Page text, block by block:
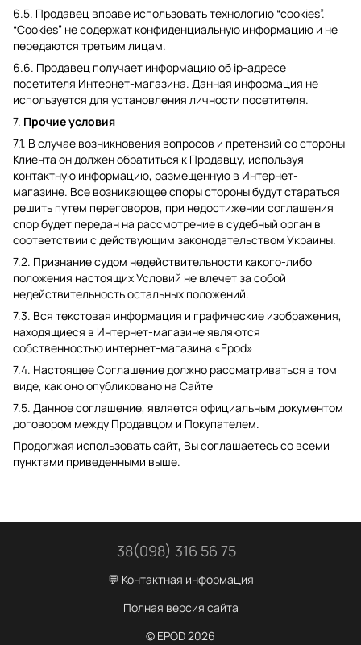
6.5. Продавец вправе использовать технологию “cookies”.
“Cookies” не содержат конфиденциальную информацию и не
передаются третьим лицам.
6.6. Продавец получает информацию об ip-адресе
посетителя Интернет-магазина. Данная информация не
используется для установления личности посетителя.
7. Прочие условия
7.1. В случае возникновения вопросов и претензий со стороны
Клиента он должен обратиться к Продавцу, используя
контактную информацию, размещенную в Интернет-
магазине. Все возникающее споры стороны будут стараться
решить путем переговоров, при недостижении соглашения
спор будет передан на рассмотрение в судебный орган в
соответствии с действующим законодательством Украины.
7.2. Признание судом недействительности какого-либо
положения настоящих Условий не влечет за собой
недействительность остальных положений.
7.3. Вся текстовая информация и графические изображения,
находящиеся в Интернет-магазине являются
собственностью интернет-магазина «Epod»
7.4. Настоящее Соглашение должно рассматриваться в том
виде, как оно опубликовано на Сайте
7.5. Данное соглашение, является официальным документом
договором между Продавцом и Покупателем.
Продолжая использовать сайт, Вы соглашаетесь со всеми
пунктами приведенными выше.
38(098) 316 56 75
💬 Контактная информация
Полная версия сайта
© EPOD 2026